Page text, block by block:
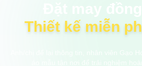
Đặt may đồng
Thiết kế miễn